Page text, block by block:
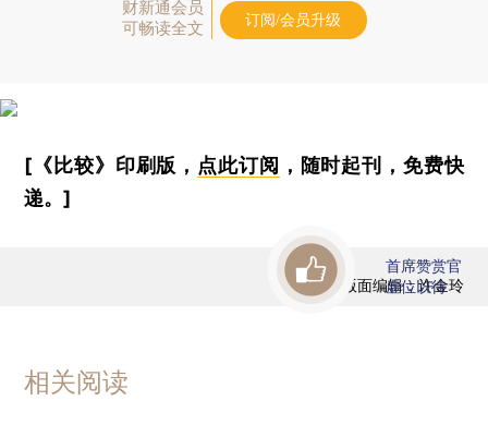
财新通会员
可畅读全文
订阅/会员升级
[《比较》印刷版， 点此订阅 ，随时起刊，免费快
递。]
版面编辑：许金玲
首席赞赏官
虚位以待
相关阅读